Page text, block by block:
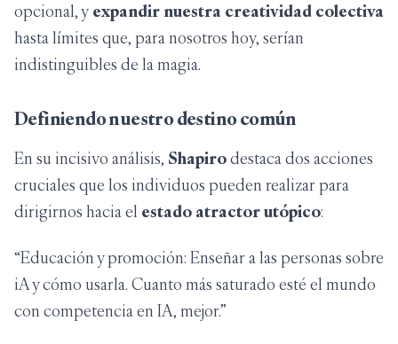
opcional, y expandir nuestra creatividad colectiva
hasta límites que, para nosotros hoy, serían
indistinguibles de la magia.
Definiendo nuestro destino común
En su incisivo análisis, Shapirodestaca dos acciones
cruciales que los individuos pueden realizar para
dirigirnos hacia el estado atractor utópico:
“Educación y promoción: Enseñar a las personas sobre
iA y cómo usarla. Cuanto más saturado esté el mundo
con competencia en IA, mejor.”